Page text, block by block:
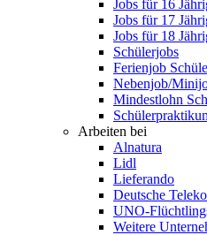
Jobs für 16
Jobs für 17
Jobs für 18
Schülerjobs
Ferienjob
Nebenjob/
Mindestlohn
Arbeiten bei
Alnatura
Lidl
Lieferando
Deutsche
UNO-
Weitere